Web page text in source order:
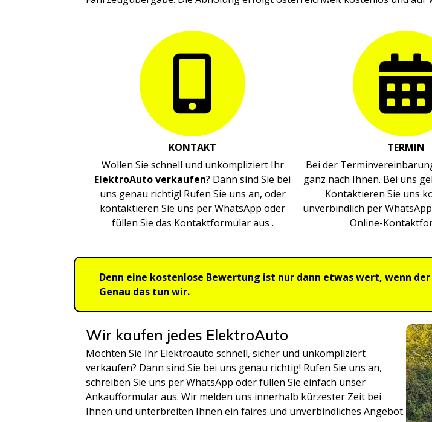
KONTAKT
Wollen Sie schnell und unkompliziert Ihr
ElektroAuto verkaufen? Dann sind Sie bei
uns genau richtig! Rufen Sie uns an, oder
kontaktieren Sie uns per WhatsApp oder
füllen Sie das Kontaktformular aus .
TERMIN
Bei der
ganz nach Ihnen. Bei uns
Kontaktieren Sie uns
unverbindlich per
Online-
Denn eine kostenlose Bewertung ist nur dann etwas wert, wenn
Genau das tun wir.
Wir kaufen jedes ElektroAuto
Möchten Sie Ihr Elektroauto schnell, sicher und unkompliziert
verkaufen? Dann sind Sie bei uns genau richtig! Rufen Sie uns an,
schreiben Sie uns per WhatsApp oder füllen Sie einfach unser
Ankaufformular aus. Wir melden uns innerhalb kürzester Zeit bei
Ihnen und unterbreiten Ihnen ein faires und unverbindliches Angebot.